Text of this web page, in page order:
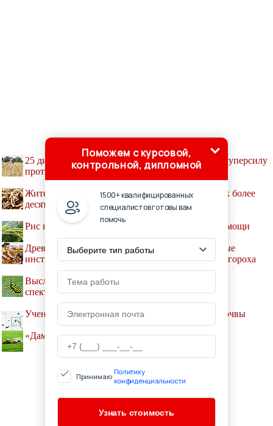
25 диких видов ячменя дали культурному виду суперсилу
против глобального потепления
Жители Амазонии выращивали тыквы и маниок более
десяти тысяч лет назад
Рис научили клонироваться без посторонней помощи
Древние земледельцы использовали продвинутые
инструменты при культивировании пшеницы и гороха
Выслеживать насекомых-вредителей поможет
спектроскопия
Ученые построили единую цифровую модель почвы
«Дамате» переходит на точное земледелие
© ANIMALIALIB.RU, 2001-2019
http://animalialib.ru/ 'Животноводство
Поможем с курсовой,
контрольной, дипломной
1500+ квалифицированных
специалистов готовы вам
помочь
Принимаю Политику
конфиденциальности